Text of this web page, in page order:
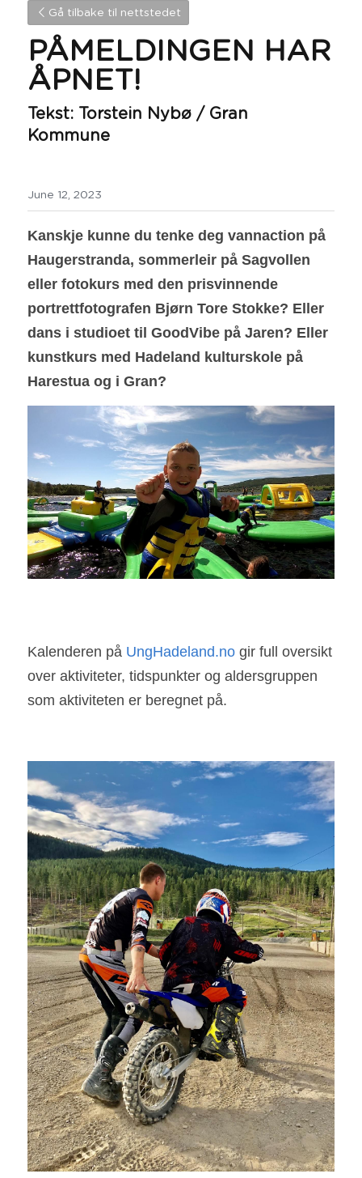
Gå tilbake til nettstedet
PÅMELDINGEN HAR
ÅPNET!
Tekst: Torstein Nybø / Gran
Kommune
June 12, 2023
Kanskje kunne du tenke deg vannaction på
Haugerstranda, sommerleir på Sagvollen
eller fotokurs med den prisvinnende
portrettfotografen Bjørn Tore Stokke? Eller
dans i studioet til GoodVibe på Jaren? Eller
kunstkurs med Hadeland kulturskole på
Harestua og i Gran?
Kalenderen på UngHadeland.no gir full oversikt
over aktiviteter, tidspunkter og aldersgruppen
som aktiviteten er beregnet på.